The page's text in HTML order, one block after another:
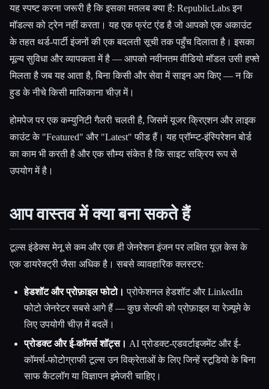
यह स्पष्ट करना जरूरी है कि इसका मतलब क्या है: RepublicLabs इन
मॉडल्स को ट्रेन नहीं करता। यह एक फ्रंट एंड है जो आपको एक अकाउंट
के तहत थर्ड-पार्टी इंजनों की एक बदलती सूची तक पहुँच दिलाता है। इसका
मूल्य सुविधा और व्यापकता में है — आपको नवीनतम वीडियो मॉडल उसी हफ्ते
मिलता है जब यह आता है, बिना किसी और सेवा में साइन अप किए — न कि
हुड के नीचे किसी मालिकाना चीज़ में।
होमपेज पर एक कम्युनिटी गैलरी चलती है, जिसमें यूजर क्रिएशन और लाइक
काउंट के "Featured" और "Latest" फीड हैं। यह प्रॉम्प्ट-इंस्पिरेशन बोर्ड
का काम भी करती है और एक सौम्य संकेत है कि साइट सक्रिय रूप से
उपयोग में है।
आप वास्तव में क्या बना सकते हैं
टूल्स इंडेक्स मेनू से कम और एक ही जेनरेशन इंजन पर लक्षित यूज़ केस के
एक डायरेक्ट्री जैसा अधिक है। सबसे व्यावहारिक क्लस्टर:
हेडशॉट और प्रोफ़ाइल फोटो। प्रोफेशनल हेडशॉट और LinkedIn
फोटो जेनरेटर सबसे आगे हैं — कुछ सेल्फी को प्रोफ़ाइल या रेज़्यूमे के
लिए उपयोगी चीज़ में बदलें।
प्रोडक्ट और ई-कॉमर्स शॉट्स। AI प्रोडक्ट-एडवर्टाइजमेंट और ई-
कॉमर्स-फोटोग्राफी टूल्स उन विक्रेताओं के लिए जिन्हें स्टूडियो के बिना
साफ कैटलॉग या विज्ञापन इमेजरी चाहिए।